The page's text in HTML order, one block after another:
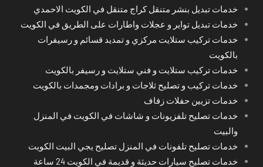
خدمات تبديل بنشر متنقل كراج متنقل في الكويت الاحمدي
خدمات تبديل تواير و عجلات واطارات على الطريق في الكويت
خدمات تركيب ستلايت مركزي و تمديد قسائم و رسيفرات
بالكويت
خدمات تركيب ستلايت و فني ستلايت و رسيفر بالكويت
خدمات تركيب و تصليح ثلاجات و برادات ومجمدات بالكويت
خدمات تزيين حفلات زفاف
خدمات تصليح تلفزيونات و شاشات في الكويت في المنزل
والبيت
خدمات تصليح تلفونات في المنزل تصليح يجي البيت الكويت
خدمات تصليح سيارات حديثة و قديمة في الكويت 24 ساعة